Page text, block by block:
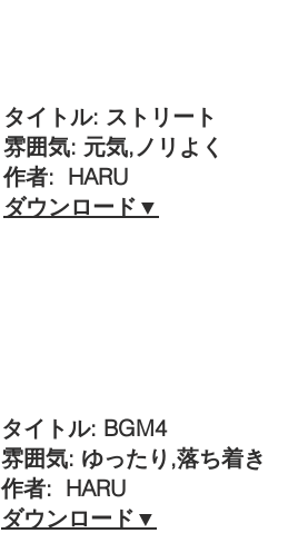
タイトル: ストリート
雰囲気: 元気,ノリよく
作者: HARU
​ダウンロード▼
タイトル: BGM4
雰囲気: ゆったり,落ち着き
作者: HARU
​ダウンロード▼